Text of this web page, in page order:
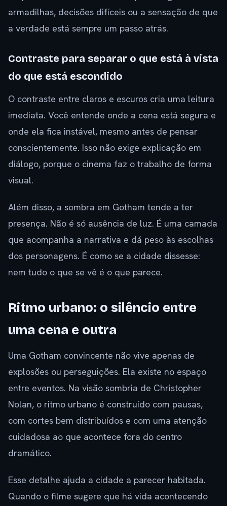
armadilhas, decisões difíceis ou a sensação de que
a verdade está sempre um passo atrás.
Contraste para separar o que está à vista
do que está escondido
O contraste entre claros e escuros cria uma leitura
imediata. Você entende onde a cena está segura e
onde ela fica instável, mesmo antes de pensar
conscientemente. Isso não exige explicação em
diálogo, porque o cinema faz o trabalho de forma
visual.
Além disso, a sombra em Gotham tende a ter
presença. Não é só ausência de luz. É uma camada
que acompanha a narrativa e dá peso às escolhas
dos personagens. É como se a cidade dissesse:
nem tudo o que se vê é o que parece.
Ritmo urbano: o silêncio entre
uma cena e outra
Uma Gotham convincente não vive apenas de
explosões ou perseguições. Ela existe no espaço
entre eventos. Na visão sombria de Christopher
Nolan, o ritmo urbano é construído com pausas,
com cortes bem distribuídos e com uma atenção
cuidadosa ao que acontece fora do centro
dramático.
Esse detalhe ajuda a cidade a parecer habitada.
Quando o filme sugere que há vida acontecendo